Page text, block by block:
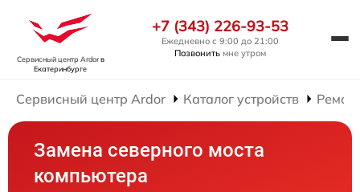
Сервисный центр Ardorв
Екатеринбурге
+7 (343) 226-93-53
Ежедневно с 9:00 до 21:00
Позвонить мне утром
Сервисный центр Ardor Каталог устройств
Замена северного моста
компьютера